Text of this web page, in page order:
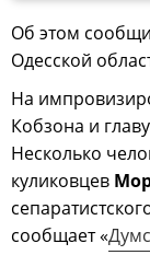
Об этом
Одесской
На
Кобзона и
Несколько
куликовцев
сообщает «